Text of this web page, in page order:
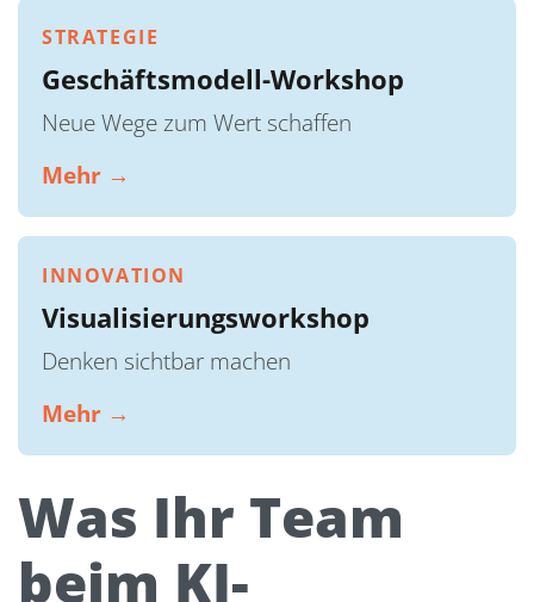
STRATEGIE
Geschäftsmodell-Workshop
Neue Wege zum Wert schaffen
Mehr →
INNOVATION
Visualisierungsworkshop
Denken sichtbar machen
Mehr →
Was Ihr Team
beim KI-